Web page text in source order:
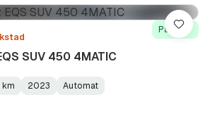
På lager
SUV 450 4MATIC
2023
Automat
Lagre